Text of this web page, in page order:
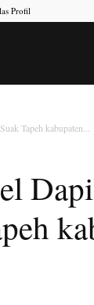
Profil
Tapeh kabupaten...